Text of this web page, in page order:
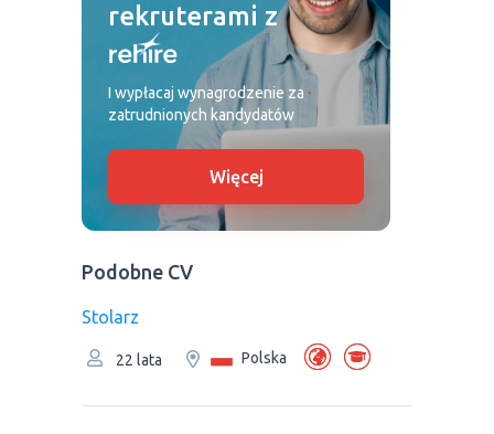
rekruterami z
I wypłacaj wynagrodzenie za
zatrudnionych kandydatów
Więcej
Podobne CV
Stolarz
22 lata Polska